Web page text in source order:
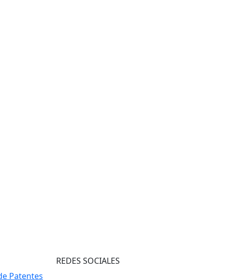
Patentes
REDES SOCIALES